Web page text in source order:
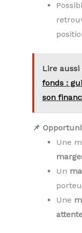
Lire aussi
fonds :
son
📌
Une
Un
Une